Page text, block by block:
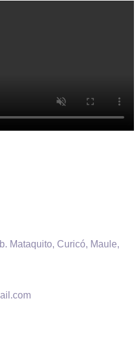
Mataquito, Curicó, Maule,